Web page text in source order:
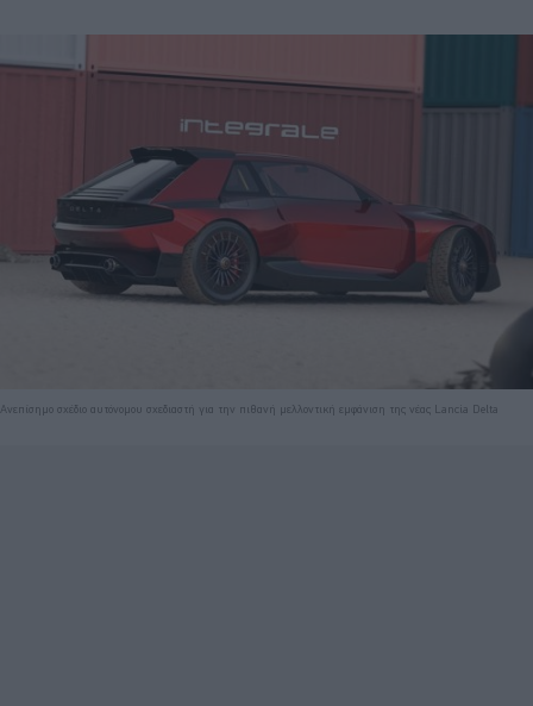
Ανεπίσημο σχέδιο αυτόνομου σχεδιαστή για την πιθανή μελλοντική εμφάνιση της νέας Lancia Delta